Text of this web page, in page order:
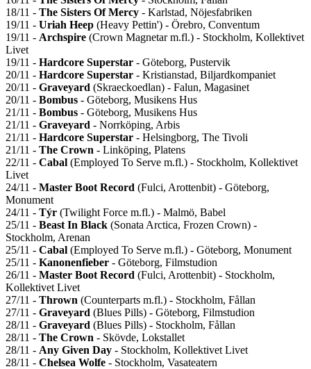
18/11 - The Sisters Of Mercy - Karlstad, Nöjesfabriken
19/11 - Uriah Heep (Heavy Pettin') - Örebro, Conventum
19/11 - Archspire (Crown Magnetar m.fl.) - Stockholm, Kollektivet
Livet
19/11 - Hardcore Superstar - Göteborg, Pustervik
20/11 - Hardcore Superstar - Kristianstad, Biljardkompaniet
20/11 - Graveyard (Skraeckoedlan) - Falun, Magasinet
20/11 - Bombus - Göteborg, Musikens Hus
21/11 - Bombus - Göteborg, Musikens Hus
21/11 - Graveyard - Norrköping, Arbis
21/11 - Hardcore Superstar - Helsingborg, The Tivoli
21/11 - The Crown - Linköping, Platens
22/11 - Cabal (Employed To Serve m.fl.) - Stockholm, Kollektivet
Livet
24/11 - Master Boot Record (Fulci, Arottenbit) - Göteborg,
Monument
24/11 - Týr (Twilight Force m.fl.) - Malmö, Babel
25/11 - Beast In Black (Sonata Arctica, Frozen Crown) -
Stockholm, Arenan
25/11 - Cabal (Employed To Serve m.fl.) - Göteborg, Monument
25/11 - Kanonenfieber - Göteborg, Filmstudion
26/11 - Master Boot Record (Fulci, Arottenbit) - Stockholm,
Kollektivet Livet
27/11 - Thrown (Counterparts m.fl.) - Stockholm, Fållan
27/11 - Graveyard (Blues Pills) - Göteborg, Filmstudion
28/11 - Graveyard (Blues Pills) - Stockholm, Fållan
28/11 - The Crown - Skövde, Lokstallet
28/11 - Any Given Day - Stockholm, Kollektivet Livet
28/11 - Chelsea Wolfe - Stockholm, Vasateatern